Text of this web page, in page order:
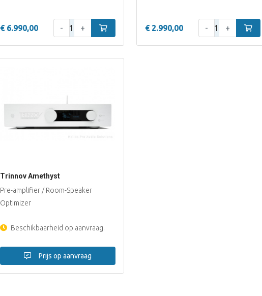
€ 6.990,00 Aantal:
- + In winkelwagen€ 2.990,00 Aantal:
- + In
Trinnov Amethyst
Pre-amplifier / Room-Speaker
Optimizer
Beschikbaarheid op aanvraag.
Prijs op aanvraag